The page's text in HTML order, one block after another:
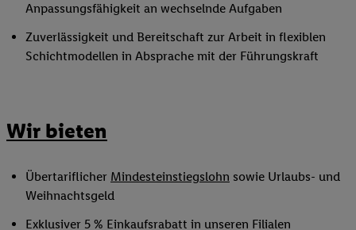
Anpassungsfähigkeit an wechselnde Aufgaben
Zuverlässigkeit und Bereitschaft zur Arbeit in flexiblen
Schichtmodellen in Absprache mit der Führungskraft
Wir bieten
Übertariflicher Mindesteinstiegslohn sowie Urlaubs- und
Weihnachtsgeld
Exklusiver 5 % Einkaufsrabatt in unseren Filialen